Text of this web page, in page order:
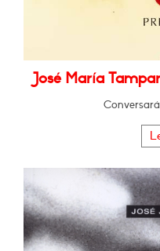
José María